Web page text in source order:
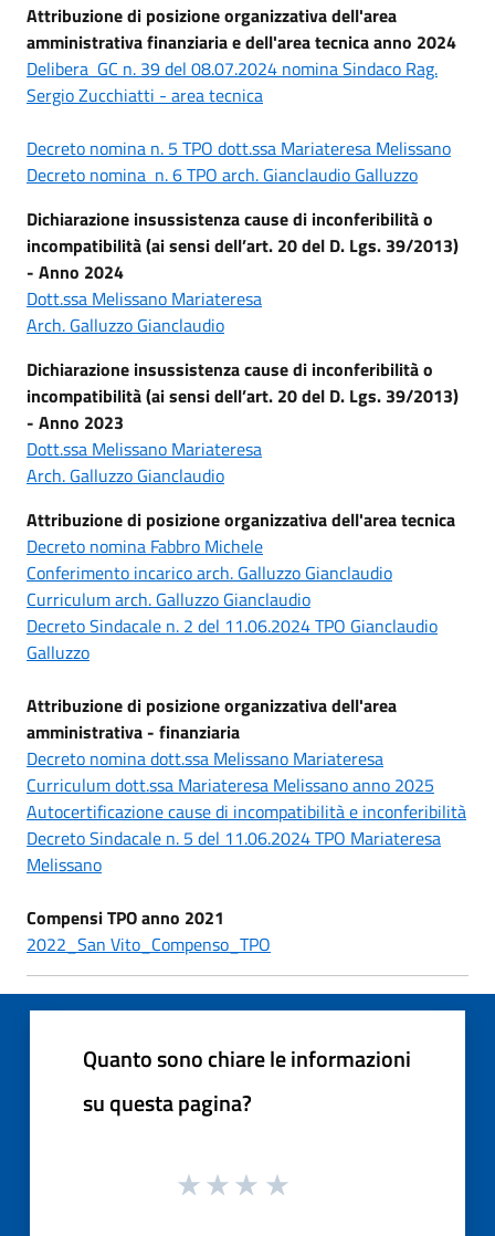
Attribuzione di posizione organizzativa dell'area
amministrativa finanziaria e dell'area tecnica anno 2024
Delibera GC n. 39 del 08.07.2024 nomina Sindaco Rag.
Sergio Zucchiatti - area tecnica
Decreto nomina n. 5 TPO dott.ssa Mariateresa Melissano
Decreto nomina n. 6 TPO arch. Gianclaudio Galluzzo
Dichiarazione insussistenza cause di inconferibilità o
incompatibilità (ai sensi dell’art. 20 del D. Lgs. 39/2013)
- Anno 2024
Dott.ssa Melissano Mariateresa
Arch. Galluzzo Gianclaudio
Dichiarazione insussistenza cause di inconferibilità o
incompatibilità (ai sensi dell’art. 20 del D. Lgs. 39/2013)
- Anno 2023
Dott.ssa Melissano Mariateresa
Arch. Galluzzo Gianclaudio
Attribuzione di posizione organizzativa dell'area tecnica
Decreto nomina Fabbro Michele
Conferimento incarico arch. Galluzzo Gianclaudio
Curriculum arch. Galluzzo Gianclaudio
Decreto Sindacale n. 2 del 11.06.2024 TPO Gianclaudio
Galluzzo
Attribuzione di posizione organizzativa dell'area
amministrativa - finanziaria
Decreto nomina dott.ssa Melissano Mariateresa
Curriculum dott.ssa Mariateresa Melissano anno 2025
Autocertificazione cause di incompatibilità e inconferibilità
Decreto Sindacale n. 5 del 11.06.2024 TPO Mariateresa
Melissano
Compensi TPO anno 2021
2022_San Vito_Compenso_TPO
Quanto sono chiare le informazioni
su questa pagina?